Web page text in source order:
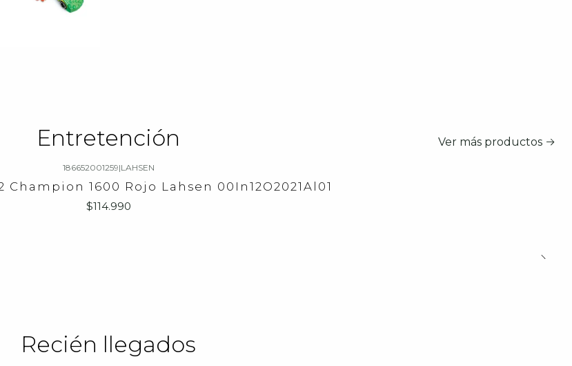
Entretención Ver más productos
186652001259|LAHSEN
1600 Rojo Lahsen 00In12O2021Al01
$114.990
Recién llegados